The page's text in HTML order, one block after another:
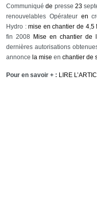
Communiquéde presse 23
renouvelables Opérateur en
Hydro :mise en chantier de 4,5
fin 2008
Mise en chantier de
dernières autorisations
annonce la mise en chantier de
Pour en savoir + : LIRE